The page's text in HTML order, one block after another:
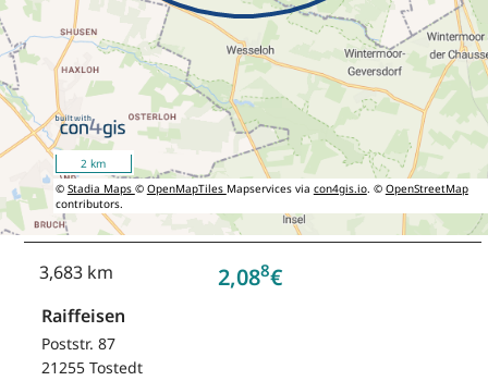
3,683 km 2,088€
Raiffeisen
Poststr. 87
21255 Tostedt
2 km
© Stadia Maps © OpenMapTiles Mapservices via con4gis.io. © OpenStreetMap
contributors.